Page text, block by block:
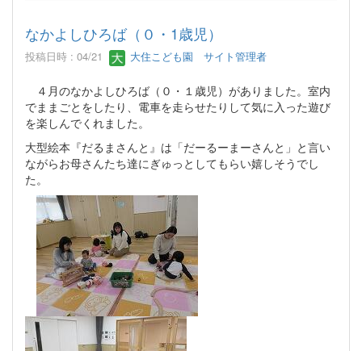
なかよしひろば（０・1歳児）
投稿日時 : 04/21 大住こども園 サイト管理者
４月のなかよしひろば（０・１歳児）がありました。室内
でままごとをしたり、電車を走らせたりして気に入った遊び
を楽しんでくれました。
大型絵本『だるまさんと』は「だーるーまーさんと」と言い
ながらお母さんたち達にぎゅっとしてもらい嬉しそうでし
た。